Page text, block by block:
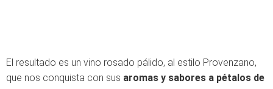
El resultado es un vino rosado pálido, al estilo Provenzano,
que nos conquista con sus aromas y sabores a pétalos de